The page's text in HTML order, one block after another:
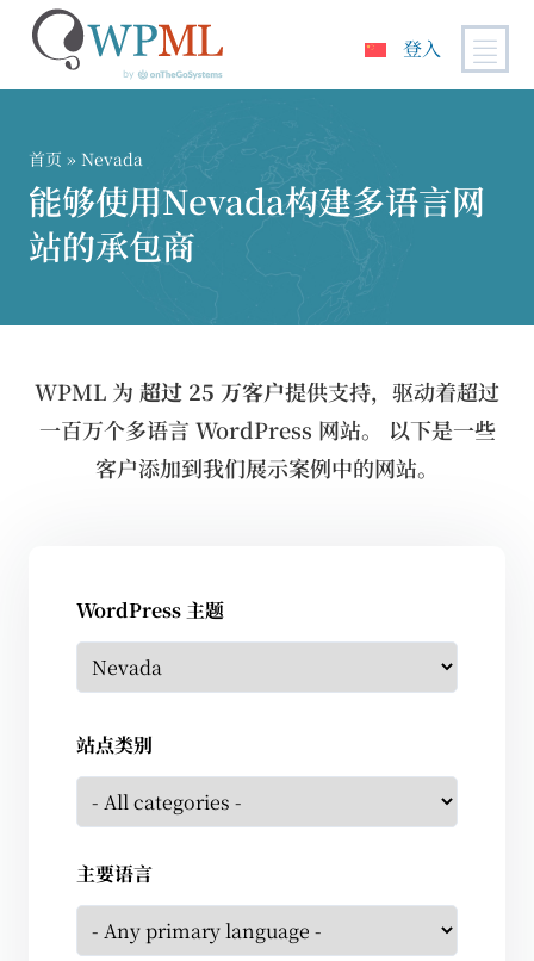
登入
首页 » Nevada
能够使用Nevada构建多语言网
站的承包商
WPML 为 超过 25 万客户提供支持，驱动着超过
一百万个多语言 WordPress 网站。 以下是一些
客户添加到我们展示案例中的网站。
WordPress 主题
站点类别
主要语言